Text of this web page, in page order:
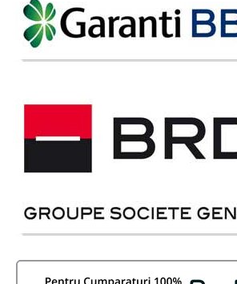
Pat Rotund Tapitat
Paturi Rotunde de Lux Tapitate | Prestij Patul
stil reusind sa imbine cu maiestrie stilul elegant
modernismul. Paturile rotunde ofera un somn
perfecta este data de pietrele slefuite in..
6.295 Lei
Pret Redus4.385
Adauga la